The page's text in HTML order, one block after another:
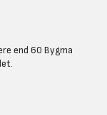
end 60 Bygma